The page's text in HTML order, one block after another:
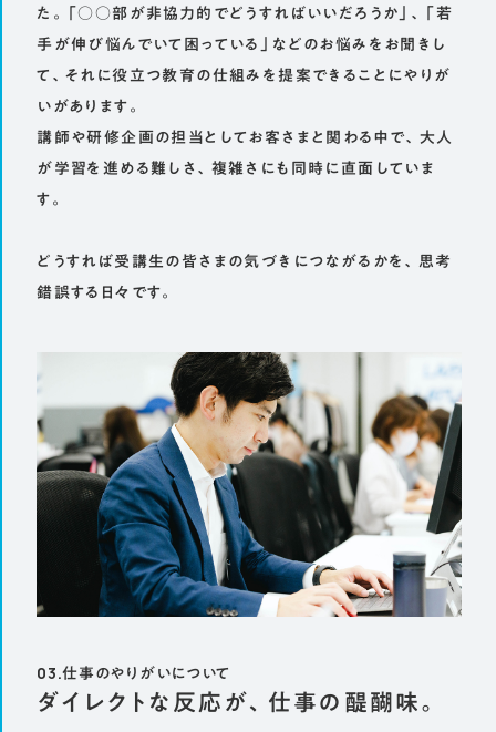
た。「○○部が非協力的でどうすればいいだろうか」、「若
手が伸び悩んでいて困っている」などのお悩みをお聞きし
て、それに役立つ教育の仕組みを提案できることにやりが
いがあります。
講師や研修企画の担当としてお客さまと関わる中で、大人
が学習を進める難しさ、複雑さにも同時に直面していま
す。
どうすれば受講生の皆さまの気づきにつながるかを、思考
錯誤する日々です。
03.仕事のやりがいについて
ダイレクトな反応が、仕事の醍醐味。